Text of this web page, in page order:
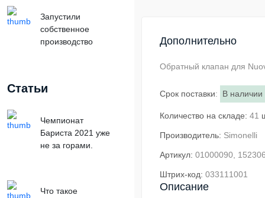
Запустили
собственное
производство
Статьи
Чемпионат
Бариста 2021 уже
не за горами.
Что такое
Дополнительно
Обратный клапан для
Срок поставки: В наличии
Количество на складе: 41
Производитель: Simonelli
Артикул: 01000090,
Штрих-код: 033111001
Описание